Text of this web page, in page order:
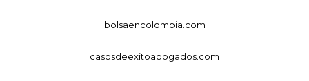
bolsaencolombia.com
casosdeexitoabogados.com